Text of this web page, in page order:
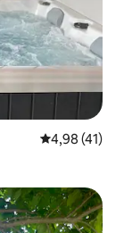
Évaluation
4,98 (41)